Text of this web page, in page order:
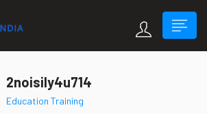
2noisily4u714
Education Training